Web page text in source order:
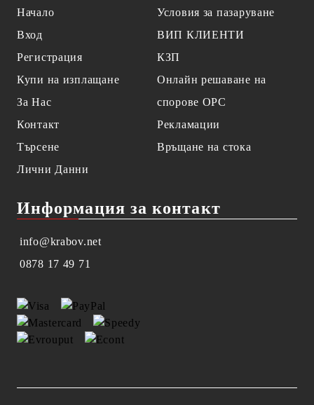
Начало
Вход
Регистрация
Купи на изплащане
За Нас
Контакт
Търсене
Лични Данни
Условия за пазаруване
ВИП КЛИЕНТИ
КЗП
Онлайн решаване на
спорове OPC
Рекламации
Връщане на стока
Информация за контакт
info@krabov.net
0878 17 49 71